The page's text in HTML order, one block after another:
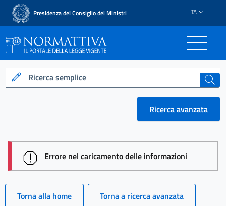
Presidenza del Consiglio dei Ministri ITA
Normattiva - Il portale
Ricerca semplice cerca
Ricerca avanzata
session id:
Errore nel caricamento delle informazioni
Torna alla home Torna a ricerca avanzata